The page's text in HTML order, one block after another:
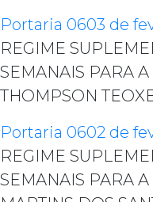
Portaria 0603 de
REGIME
SEMANAIS PARA
THOMPSON
Portaria 0602 de
REGIME
SEMANAIS PARA